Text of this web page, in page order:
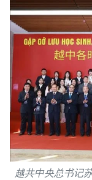
越共中央总书记